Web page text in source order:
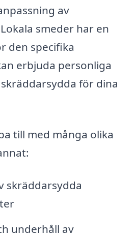
av
smeder har en
den specifika
erbjuda personliga
för dina
till med många olika
skräddarsydda
underhåll av